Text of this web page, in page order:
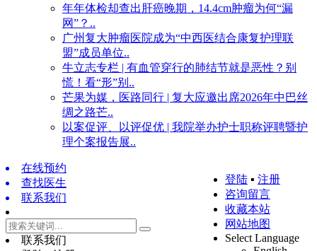
年年体检却查出肝癌晚期，14.4cm肿瘤为何“漏
网”？..
广州复大肿瘤医院成为“中西医结合康复护理联
盟”成员单位..
牛立志专栏 | 有血管穿行的肺结节就是恶性？别
慌！看“形”别..
芒果为媒，医路同行 | 复大应邀出席2026年中巴丝
绸之路芒..
以案促评、以评促优 | 我院举办护士职称评聘暨护
理个案报告展..
登陆 ▪ 注册
咨询留言
收藏本站
网站地图
Select Language
在线预约
查找医生
联系我们
联系我们